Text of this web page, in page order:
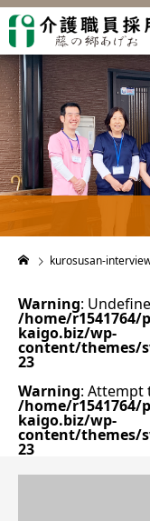
kurosusan-
Warning:
/home/
kaigo.biz/wp-
content/themes/
23
Warning: Attempt
/home/
kaigo.biz/wp-
content/themes/
23